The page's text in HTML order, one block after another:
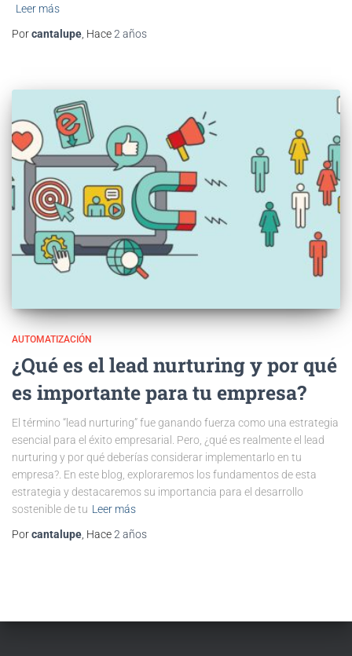
Leer más
Porcantalupe, Hace2 años
AUTOMATIZACIÓN
¿Qué es el lead nurturing y por qué
es importante para tu empresa?
El término “lead nurturing” fue ganando fuerza como una estrategia
esencial para el éxito empresarial. Pero, ¿qué es realmente el lead
nurturing y por qué deberías considerar implementarlo en tu
empresa?. En este blog, exploraremos los fundamentos de esta
estrategia y destacaremos su importancia para el desarrollo
sostenible de tu Leer más
Porcantalupe , Hace2 años